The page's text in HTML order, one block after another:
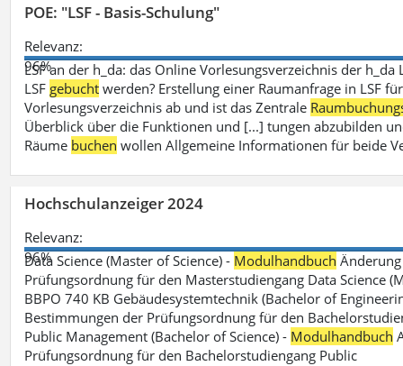
POE: "LSF - Basis-Schulung"
Relevanz:
96%
LSF an der h_da: das Online Vorlesungsverzeichnis der h_da
LSF gebucht werden? Erstellung einer Raumanfrage in LSF
Vorlesungsverzeichnis ab und ist das Zentrale
Überblick über die Funktionen und [...] tungen abzubilden
Räume buchen wollen Allgemeine Informationen für beide
Hochschulanzeiger 2024
Relevanz:
96%
Data Science (Master of Science) - Modulhandbuch
Prüfungsordnung für den Masterstudiengang Data Science
BBPO 740 KB Gebäudesystemtechnik (Bachelor of
Bestimmungen der Prüfungsordnung für den
Public Management (Bachelor of Science) - Modulhandbuch
Prüfungsordnung für den Bachelorstudiengang Public